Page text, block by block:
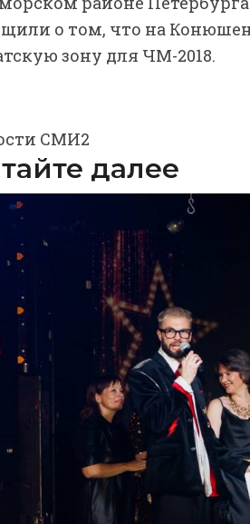
о том, что на
зону для ЧМ-2018.
СМИ2
далее